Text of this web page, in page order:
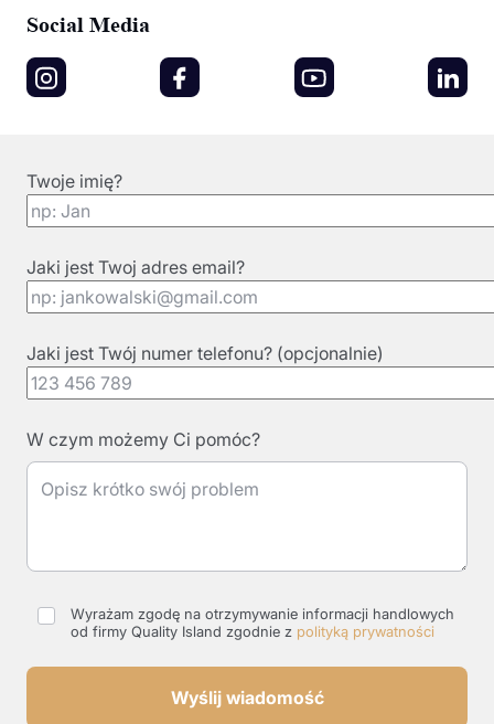
Social Media
Twoje imię?
Jaki jest Twoj adres email?
Jaki jest Twój numer telefonu? (opcjonalnie)
W czym możemy Ci pomóc?
Wyrażam zgodę na otrzymywanie informacji handlowych
od firmy Quality Island zgodnie z polityką prywatności